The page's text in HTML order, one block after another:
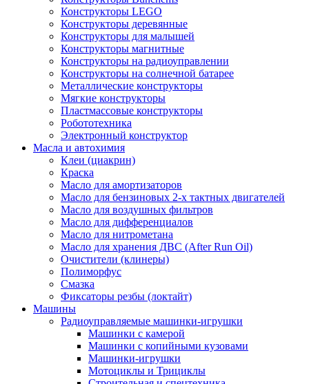
Конструкторы LEGO
Конструкторы деревянные
Конструкторы для малышей
Конструкторы магнитные
Конструкторы на радиоуправлении
Конструкторы на солнечной батарее
Металлические конструкторы
Мягкие конструкторы
Пластмассовые конструкторы
Робототехника
Электронный конструктор
Масла и автохимия
Клеи (циакрин)
Краска
Масло для амортизаторов
Масло для бензиновых 2-х тактных двигателей
Масло для воздушных фильтров
Масло для дифференциалов
Масло для нитрометана
Масло для хранения ДВС (After Run Oil)
Очистители (клинеры)
Полиморфус
Смазка
Фиксаторы резбы (локтайт)
Машины
Радиоуправляемые машинки-игрушки
Машинки с камерой
Машинки с копийными кузовами
Машинки-игрушки
Мотоциклы и Трициклы